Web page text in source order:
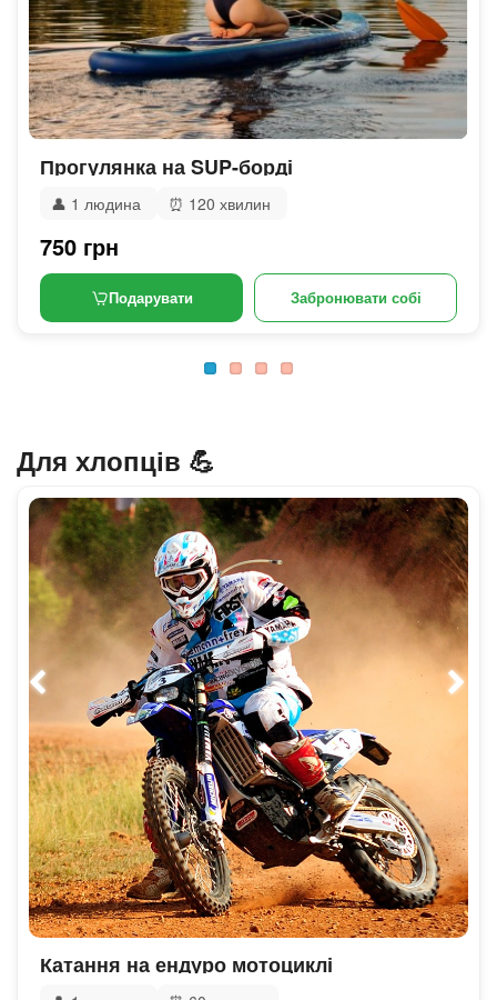
Прогулянка на SUP-борді
👤 1 людина ⏰ 120 хвилин
750 грн
Подарувати Забронювати собі
Для хлопців 💪
Катання на ендуро мотоциклі